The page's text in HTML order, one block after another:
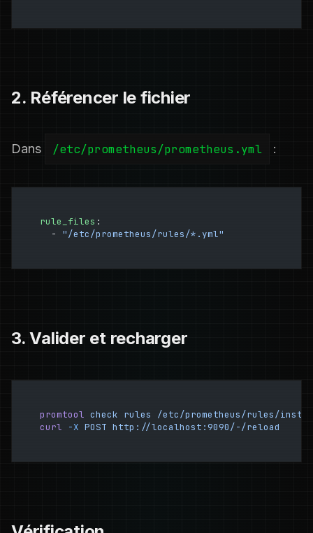
2. Référencer le fichier
Dans /etc/prometheus/prometheus.yml :
rule_files :
  -
"/etc/prometheus/rules/*.yml"
3. Valider et recharger
promtool check rules
/etc/prometheus/rules/
curl -X POST http://localhost:9090/-/reload